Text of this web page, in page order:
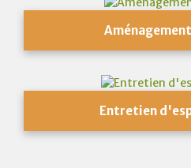
Entretien